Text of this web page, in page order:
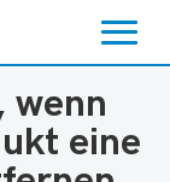
wenn
eine